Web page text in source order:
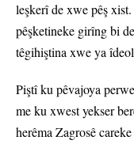
leşkerî de xwe pêş
pêşketineke girîng bi
têgihiştina xwe ya
Piştî ku pêvajoya
me ku xwest yekser
herêma Zagrosê